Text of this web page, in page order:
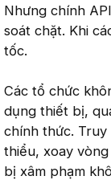
Nhưng chính
soát chặt. Khi
tốc.
Các tổ chức
dụng thiết bị,
chính thức.
thiểu, xoay
bị xâm phạm